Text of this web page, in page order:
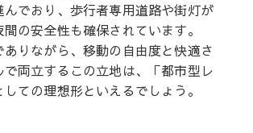
んでおり、歩行者専用道路や街灯が
の安全性も確保されています。
りながら、移動の自由度と快適さ
で両立するこの立地は、「都市型レ
ての理想形といえるでしょう。